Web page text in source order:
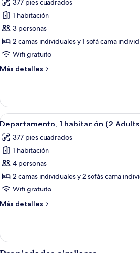
las
fotos
de
Departamento,
1
(2
child)
377 pies cuadrados
1 habitación
3 personas
2 camas individuales y 1 sofá cama
Wifi gratuito
Más detalles
Más
1
habitación
(2
Adults
+
Abrir
todas
las
fotos
de
Departamento,
1
(2
2
Un
11
Departamento, 1 habitación (2
377 pies cuadrados
1 habitación
4 personas
2 camas individuales y 2 sofás cama
Wifi gratuito
Más detalles
Más
1
habitación